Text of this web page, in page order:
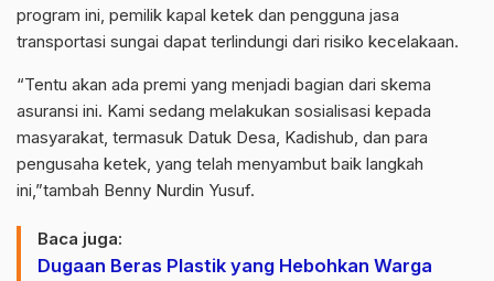
program ini, pemilik kapal ketek dan pengguna jasa
transportasi sungai dapat terlindungi dari risiko kecelakaan.
“Tentu akan ada premi yang menjadi bagian dari skema
asuransi ini. Kami sedang melakukan sosialisasi kepada
masyarakat, termasuk Datuk Desa, Kadishub, dan para
pengusaha ketek, yang telah menyambut baik langkah
ini,”tambah Benny Nurdin Yusuf.
Baca juga:
Dugaan Beras Plastik yang Hebohkan Warga